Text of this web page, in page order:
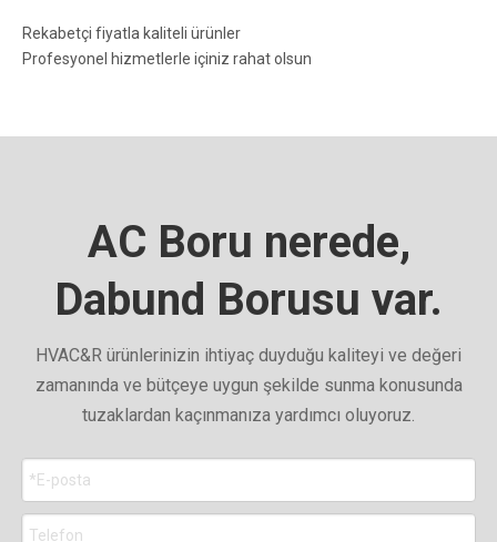
Rekabetçi fiyatla kaliteli ürünler
Profesyonel hizmetlerle içiniz rahat olsun
AC Boru nerede,
Dabund Borusu var.
HVAC&R ürünlerinizin ihtiyaç duyduğu kaliteyi ve değeri
zamanında ve bütçeye uygun şekilde sunma konusunda
tuzaklardan kaçınmanıza yardımcı oluyoruz.